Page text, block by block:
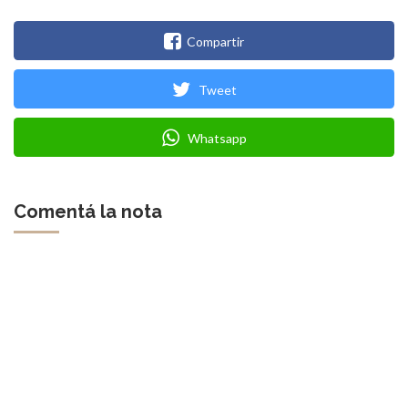
Compartir
Tweet
Whatsapp
Comentá la nota